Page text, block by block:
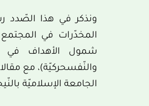
شمول الأهداف في
والنّفسحركيّة)، مع
الجامعة الإسلاميّة